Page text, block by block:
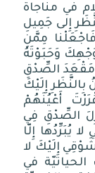
في مناجاة
إِلى جَمِيلِ
مِمَّنِ
وَحَبَوْتَهُ
مَقْعَدَ الصِّدْقِ
بِالنَّظَرِ إِلَيْكَ
أَعْيُنَهُمْ
الصِّدْقِ فِي
يُبَرِّدُها إِلّا
إِلَيْكَ لا
في